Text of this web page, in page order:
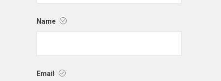
Name
Email